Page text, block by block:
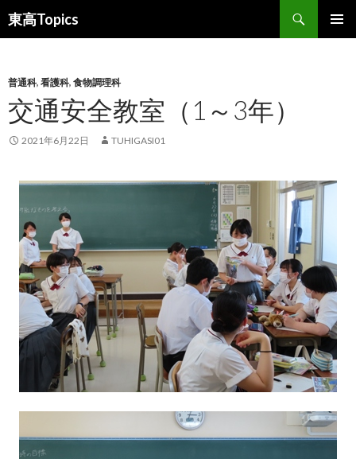
東高Topics
検
索
ン
ツ
へ
ス
普通科, 看護科, 食物調理科
交通安全教室（1～3年）
2021年6月22日 TUHIGASI01